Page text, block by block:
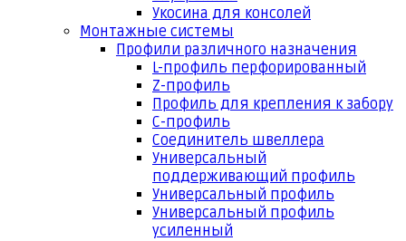
Укосина для консолей
Монтажные системы
Профили различного назначения
L-профиль перфорированный
Z-профиль
Профиль для крепления к забору
С-профиль
Соединитель швеллера
Универсальный
поддерживающий профиль
Универсальный профиль
Универсальный профиль
усиленный